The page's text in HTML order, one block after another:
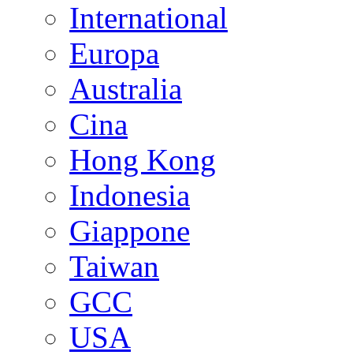
International
Europa
Australia
Cina
Hong Kong
Indonesia
Giappone
Taiwan
GCC
USA